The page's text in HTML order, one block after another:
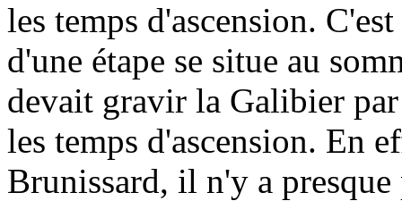
les temps d'ascension.
d'une étape se situe au
devait gravir la Galibier
les temps d'ascension. En
Brunissard, il n'y a